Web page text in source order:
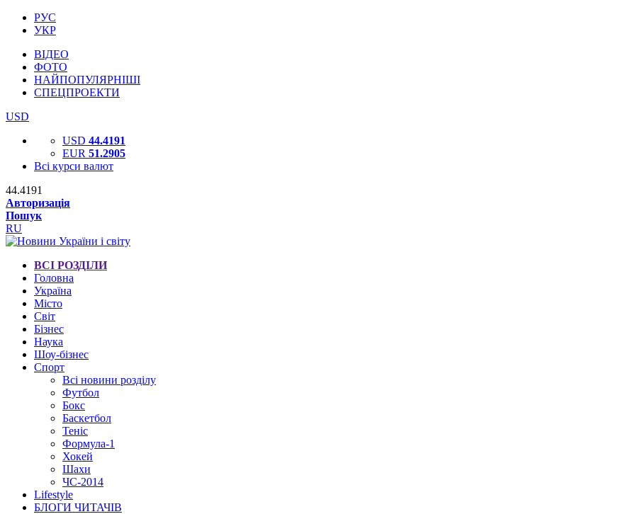
РУС
УКР
ВІДЕО
ФОТО
НАЙПОПУЛЯРНІШІ
СПЕЦПРОЕКТИ
USD
USD 44.4191
EUR 51.2905
Всі курси валют
44.4191
Авторизація
Пошук
RU
ВСІ РОЗДІЛИ
Головна
Україна
Місто
Світ
Бізнес
Наука
Шоу-бізнес
Спорт
Всі новини розділу
Футбол
Бокс
Баскетбол
Теніс
Формула-1
Хокей
Шахи
ЧС-2014
Lifestyle
БЛОГИ ЧИТАЧІВ